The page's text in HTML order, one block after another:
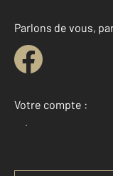
Parlons de vous,
Votre compte :